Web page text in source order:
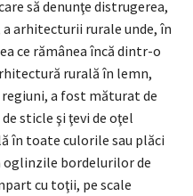
să denunţe distrugerea,
arhitecturii rurale unde, în
ce rămânea încă dintr-o
rurală în lemn,
a fost măturat de
sticle şi ţevi de oţel
în toate culorile sau plăci
oglinzile bordelurilor de
cu toţii, pe scale